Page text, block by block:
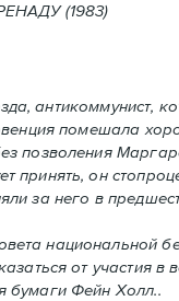
(1983)
антикоммунист,
помешала
позволения
принять, oн
за него в
национальной
от участия
бумаги Фейн Холл..